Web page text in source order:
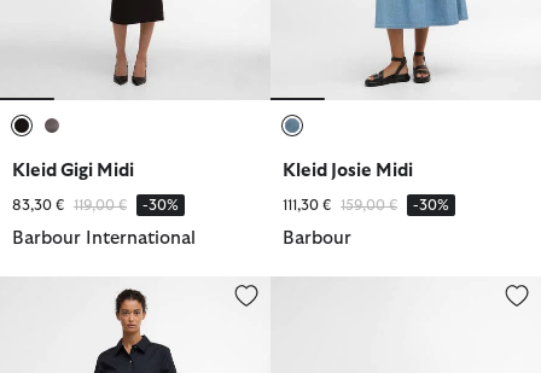
Kleid Gigi Midi
83,30 € Reduziert von
119,00 €bis-30%
Barbour International
Kleid Josie Midi
111,30 € Reduziert von
159,00 €bis-30%
Barbour
Kleid Sloane Midi